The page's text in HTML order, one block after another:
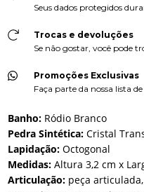
Seus dados protegidos
Trocas e devoluções
Se não gostar, você pode
Promoções Exclusivas
Faça parte da nossa lista
Banho: Ródio Branco
Pedra Sintética: Cristal
Lapidação: Octogonal
Medidas: Altura 3,2 cm x
Articulação: peça